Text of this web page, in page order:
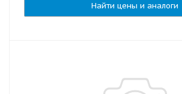
Найти цены и аналоги